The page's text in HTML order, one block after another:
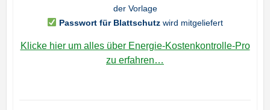
der Vorlage
Passwort für Blattschutzwird mitgeliefert
Klicke hier um alles über Energie-Kostenkontrolle-Pro
zu erfahren…